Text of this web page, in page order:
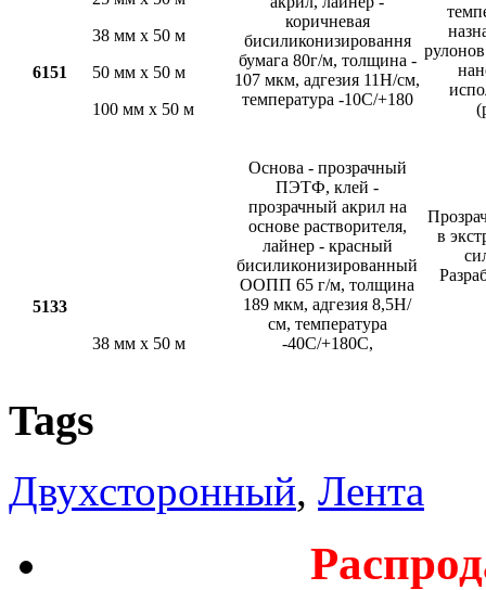
6151
38 мм х 50 м
50 мм х 50 м
100 мм х 50 м
коричневая
бисиликонизировання
бумага 80г/м, толщина -
107 мкм, адгезия 11Н/см,
температура -10С/+180
5133
38 мм х 50 м
Основа - прозрачный
ПЭТФ, клей -
прозрачный акрил на
основе растворителя,
лайнер - красный
бисиликонизированный
ООПП 65 г/м, толщина
189 мкм, адгезия 8,5Н/
см, температура
-40С/+180С,
в
Tags
Двухсторонный, Лента